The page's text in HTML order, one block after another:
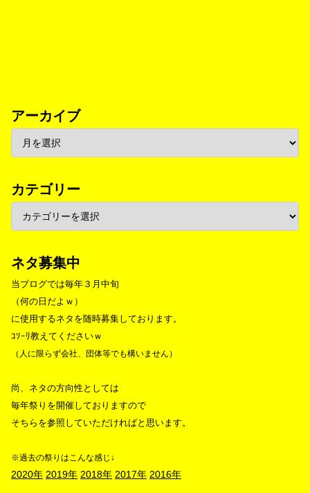
アーカイブ
カテゴリー
ネタ募集中
当ブログでは毎年３月中旬
（何の日だよｗ）
に使用するネタを随時募集しております。
ｺｿｰﾘ教えてくださいｗ
（人に限らず会社、団体等でも構いません）
尚、ネタの方向性としては
毎年祭りを開催しておりますので
そちらを参照していただければと思います。
※過去の祭りはこんな感じ↓
2020年 2019年 2018年 2017年 2016年